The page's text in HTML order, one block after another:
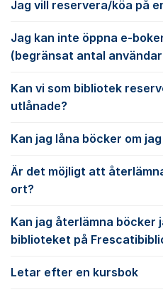
Jag vill reservera/köa på
Jag kan inte öppna e-
(begränsat antal
Kan vi som bibliotek
utlånade?
Kan jag låna böcker om
Är det möjligt att
ort?
Kan jag återlämna böcker
biblioteket på
Letar efter en kursbok